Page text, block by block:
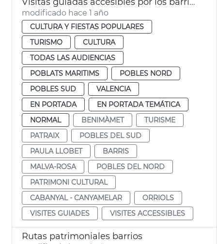
modificado hace 1 año
CULTURA Y FIESTAS POPULARES
TURISMO
CULTURA
TODAS LAS AUDIENCIAS
POBLATS MARITIMS
POBLES NORD
POBLES SUD
VALENCIA
EN PORTADA
EN PORTADA TEMÁTICA
NORMAL
BENIMÀMET
TURISME
PATRAIX
POBLES DEL SUD
PAULA LLOBET
BARRIS
MALVA-ROSA
POBLES DEL NORD
PATRIMONI CULTURAL
CABANYAL - CANYAMELAR
ORRIOLS
VISITES GUIADES
VISITES ACCESSIBLES
Rutas patrimoniales barrios